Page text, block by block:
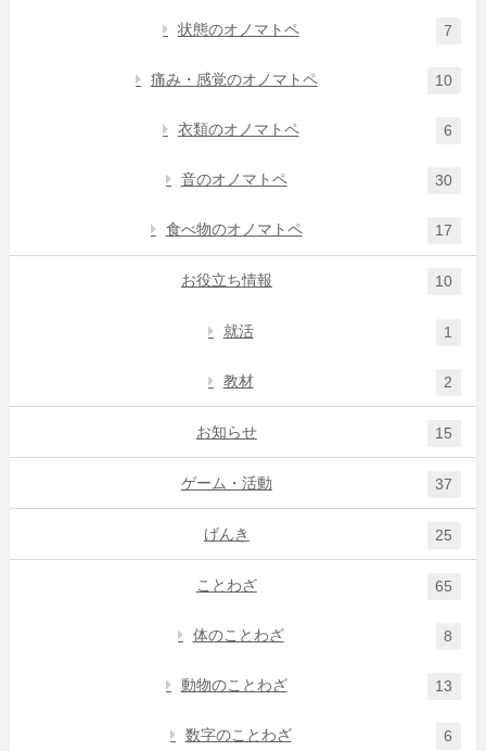
状態のオノマトペ 7
痛み・感覚のオノマトペ 10
衣類のオノマトペ 6
音のオノマトペ 30
食べ物のオノマトペ 17
お役立ち情報 10
就活 1
教材 2
お知らせ 15
ゲーム・活動 37
げんき 25
ことわざ 65
体のことわざ 8
動物のことわざ 13
数字のことわざ 6